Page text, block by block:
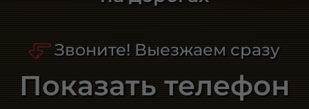
Звоните! Выезжаем сразу
Показать телефон